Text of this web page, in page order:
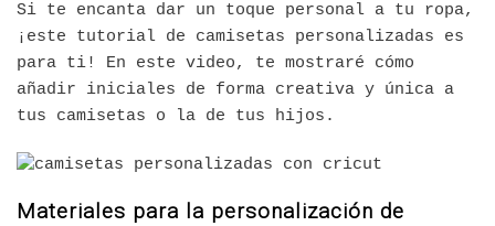
Si te encanta dar un toque personal a tu ropa,
¡este tutorial de camisetas personalizadas es
para ti! En este video, te mostraré cómo
añadir iniciales de forma creativa y única a
tus camisetas o la de tus hijos.
Materiales para la personalización de